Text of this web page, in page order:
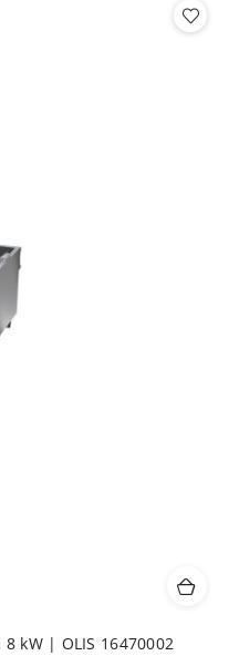
kW | OLIS 16470002